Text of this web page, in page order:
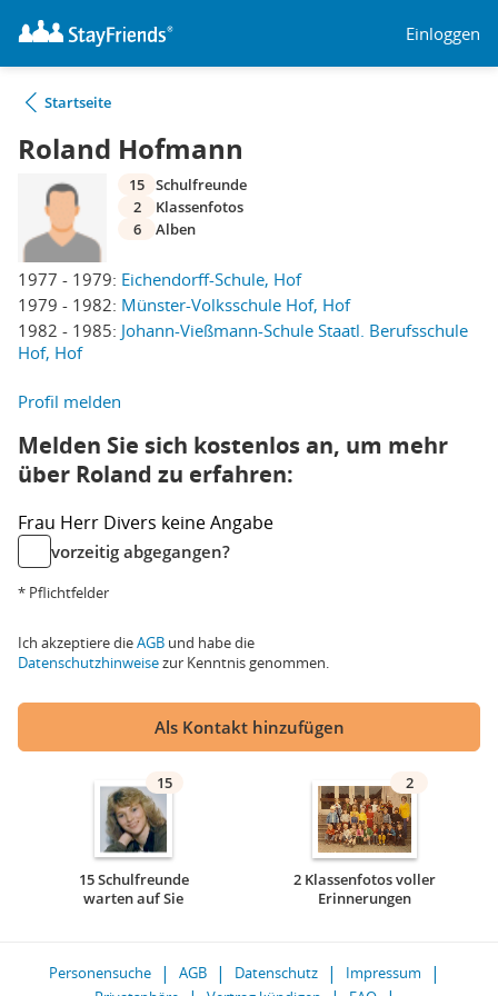
Einloggen
Startseite
Roland Hofmann
1977 - 1979: Eichendorff-Schule, Hof
1979 - 1982: Münster-Volksschule Hof, Hof
1982 - 1985: Johann-Vießmann-Schule Staatl. Berufsschule
Hof, Hof
15 Schulfreunde
2
Klassenfotos
6
Alben
Profil melden
Melden Sie sich kostenlos an, um mehr
über Roland zu erfahren:
Frau Herr Divers keine Angabe
vorzeitig abgegangen?
* Pflichtfelder
Ich akzeptiere dieAGB und habe die
Datenschutzhinweisezur Kenntnis genommen.
Als Kontakt hinzufügen
15
15 Schulfreunde
warten auf Sie
2
2 Klassenfotos voller
Erinnerungen
Personensuche AGB Datenschutz
Impressum